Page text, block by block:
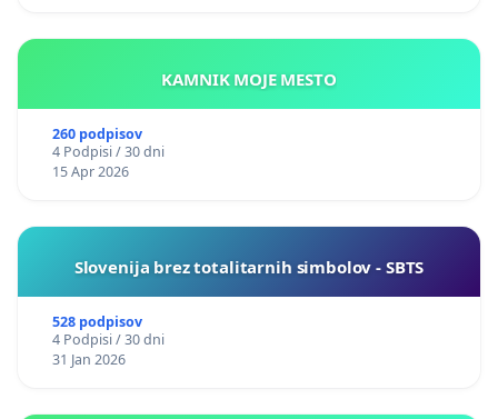
KAMNIK MOJE MESTO
260 podpisov
4 Podpisi / 30 dni
15 Apr 2026
Slovenija brez totalitarnih simbolov - SBTS
528 podpisov
4 Podpisi / 30 dni
31 Jan 2026